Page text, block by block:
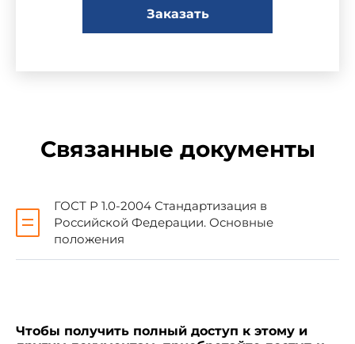
стандартизации и сертификации "Лот" ФГУП
3 УТВЕРЖДЕН И ВВЕДЕН В ДЕЙСТВИЕ
4 Настоящий стандарт идентичен
Заказать
Связанные документы
ГОСТ Р 1.0-2004 Стандартизация в
Российской Федерации. Основные
положения
Чтобы получить полный доступ к этому и